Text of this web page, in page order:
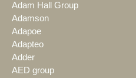
Adam Hall Group
Adamson
Adapoe
Adapteo
Adder
AED group